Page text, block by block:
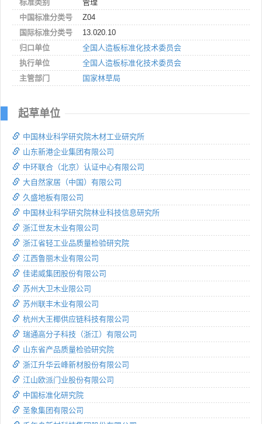
标准类别
管理
中国标准分类号
Z04
国际标准分类号
13.020.10
归口单位
全国人造板标准化技术委员会
执行单位
全国人造板标准化技术委员会
主管部门
国家林草局
起草单位
中国林业科学研究院木材工业研究所
山东新港企业集团有限公司
中环联合（北京）认证中心有限公司
大自然家居（中国）有限公司
久盛地板有限公司
中国林业科学研究院林业科技信息研究所
浙江世友木业有限公司
浙江省轻工业品质量检验研究院
江西鲁丽木业有限公司
佳诺威集团股份有限公司
苏州大卫木业限公司
苏州联丰木业有限公司
杭州大王椰供应链科技有限公司
瑞通高分子科技（浙江）有限公司
山东省产品质量检验研究院
浙江升华云峰新材股份有限公司
江山欧派门业股份有限公司
中国标准化研究院
圣象集团有限公司